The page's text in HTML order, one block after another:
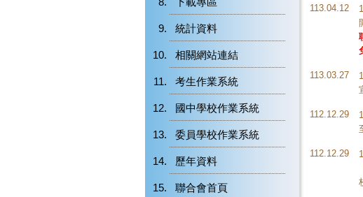
統計資料
相關網站連結
考生作業系統
國中學校作業系統
委員學校作業系統
歷年資料
聯合會首頁
113.04.12
113.03.27
112.12.29
112.12.29